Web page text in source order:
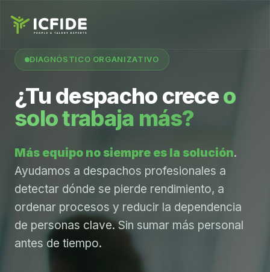
DIAGNÓSTICO ORGANIZATIVO
¿Tu despacho creceo
solo trabaja más?
Más equipo no siempre es la solución.
Ayudamos a despachos profesionales a
detectar dónde se pierde rendimiento, a
ordenar procesos y reducir la dependencia
de personas clave. Sin sumar más personal
antes de tiempo.